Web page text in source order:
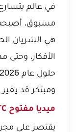
في عالم
مسبوق،
هي الشريان
الأفكار، وحتى
ومبتكر قد يغير
ميديا مفتوح STC
يقتصر على